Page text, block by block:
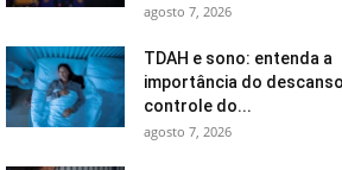
agosto 7, 2026
TDAH e sono: entenda a
importância do
controle do...
agosto 7, 2026